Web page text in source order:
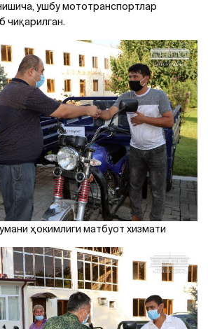
ушбу мототранспортлар
чиқарилган.
ҳокимлиги матбуот хизмати